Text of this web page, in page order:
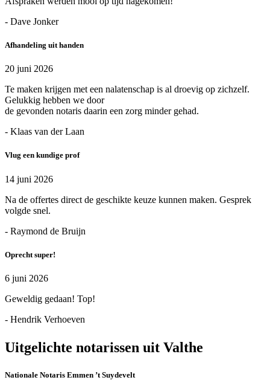
- Dave Jonker
Afhandeling uit handen
20 juni 2026
Te maken krijgen met een nalatenschap is al droevig op zichzelf.
Gelukkig hebben we door
de gevonden notaris daarin een zorg minder gehad.
- Klaas van der Laan
Vlug een kundige prof
14 juni 2026
Na de offertes direct de geschikte keuze kunnen maken. Gesprek
volgde snel.
- Raymond de Bruijn
Oprecht super!
6 juni 2026
Geweldig gedaan! Top!
- Hendrik Verhoeven
Uitgelichte notarissen uit Valthe
Nationale Notaris Emmen ’t Suydevelt